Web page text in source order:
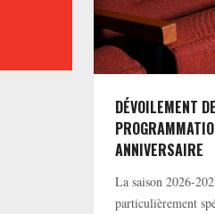
DÉVOILEMENT
ANNIVERSAIRE
La saison 2026-
particulièrement